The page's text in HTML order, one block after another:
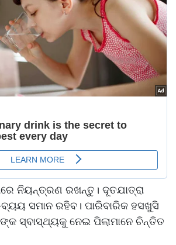
ନିୟନ୍ତ୍ରଣ ରଖନ୍ତୁ। ଦୂତଯାତ୍ରା
ସମାନ ରହିବ। ପାରିବାରିକ ହସଖୁସି
ସ୍ବାସ୍ଥ୍ୟକୁ ନେଇ ପିଲାମାନେ ଚିନ୍ତିତ